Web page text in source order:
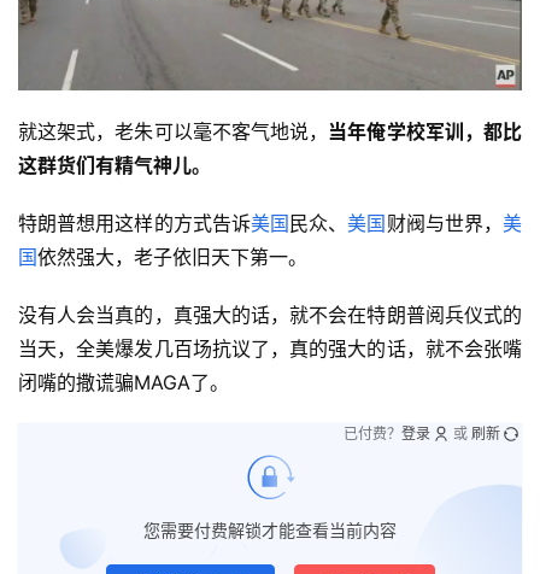
就这架式，老朱可以毫不客气地说， 当年俺学校军训，都比
这群货们有精气神儿。
特朗普想用这样的方式告诉美国 民众、美国 财阀与世界，美
国依然强大，老子依旧天下第一。
没有人会当真的，真强大的话，就不会在特朗普阅兵仪式的
当天，全美爆发几百场抗议了，真的强大的话，就不会张嘴
闭嘴的撒谎骗MAGA了。
您需要付费解锁才能查看当前内容
已付费？ 登录 或 刷新